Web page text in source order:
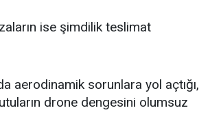
ise şimdilik teslimat
aerodinamik sorunlara yol açtığı,
drone dengesini olumsuz